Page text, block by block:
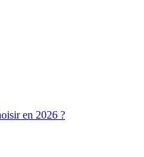
en 2026 ?